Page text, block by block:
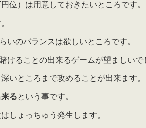
位）は用意しておきたいところです。
いのバランスは欲しいところです。
けることの出来るゲームが望ましいで
いところまで攻めることが出来ます。
るという事です。
しょっちゅう発生します。